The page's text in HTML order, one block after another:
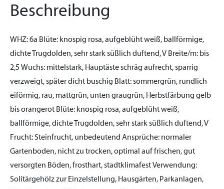
Beschreibung
WHZ:6a Blüte: knospig rosa, aufgeblüht weiß, ballförmige,
dichte Trugdolden, sehr stark süßlich duftend, V Breite/m: bis
2,5Wuchs: mittelstark, Hauptäste schräg aufrecht, sparrig
verzweigt, später dicht buschig Blatt:sommergrün, rundlich
eiförmig, rau, mattgrün, unten graugrün, Herbstfärbung gelb
bis orangerot Blüte: knospig rosa, aufgeblüht weiß,
ballförmige, dichte Trugdolden, sehr stark süßlich duftend, V
Frucht:Steinfrucht, unbedeutend Ansprüche: normaler
Gartenboden, nicht zu trocken, optimal auf frischen, gut
versorgten Böden, frosthart, stadtklimafestVerwendung:
Solitärgehölz zur Einzelstellung, Hausgärten, Parkanlagen,